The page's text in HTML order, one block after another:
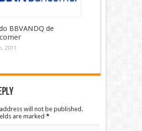
BBVANDQ de
2011
will not be published.
are marked *